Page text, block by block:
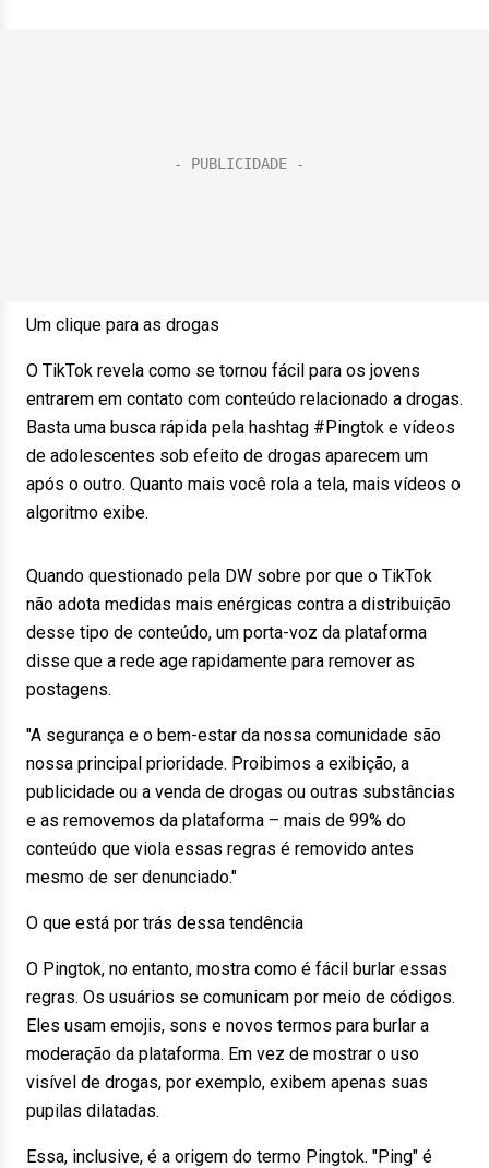
Um clique para as drogas
O TikTok revela como se tornou fácil para os jovens
entrarem em contato com conteúdo relacionado a drogas.
Basta uma busca rápida pela hashtag #Pingtok e vídeos
de adolescentes sob efeito de drogas aparecem um
após o outro. Quanto mais você rola a tela, mais vídeos o
algoritmo exibe.
Quando questionado pela DW sobre por que o TikTok
não adota medidas mais enérgicas contra a distribuição
desse tipo de conteúdo, um porta-voz da plataforma
disse que a rede age rapidamente para remover as
postagens.
"A segurança e o bem-estar da nossa comunidade são
nossa principal prioridade. Proibimos a exibição, a
publicidade ou a venda de drogas ou outras substâncias
e as removemos da plataforma – mais de 99% do
conteúdo que viola essas regras é removido antes
mesmo de ser denunciado."
O que está por trás dessa tendência
O Pingtok, no entanto, mostra como é fácil burlar essas
regras. Os usuários se comunicam por meio de códigos.
Eles usam emojis, sons e novos termos para burlar a
moderação da plataforma. Em vez de mostrar o uso
visível de drogas, por exemplo, exibem apenas suas
pupilas dilatadas.
Essa, inclusive, é a origem do termo Pingtok. "Ping" é